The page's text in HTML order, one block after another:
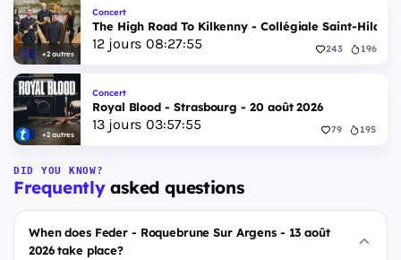
+2 autres
Concert
The High Road To Kilkenny - Collégiale Saint-
12jours 08:27:54 243 196
+2 autres
Concert
Royal Blood - Strasbourg - 20 août 2026
13jours 03:57:54 79 195
DID YOU KNOW?
Frequentlyasked questions
When does Feder - Roquebrune Sur Argens - 13 août
2026 take place?